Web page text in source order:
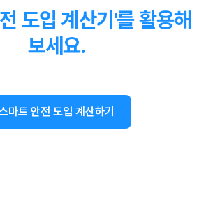
도입 계산기'를 활용해
보세요.
마트 안전 도입 계산하기